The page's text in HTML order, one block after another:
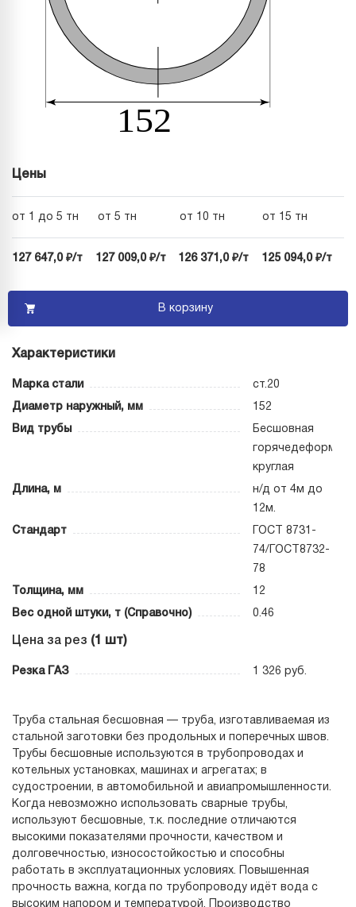
Цены
от 1 до 5 тн от 5 тн от 10 тн от 15 тн
127 647,0 ₽/т 127 009,0 ₽/т 126 371,0 ₽/т 125 094,0 ₽/т
В корзину
Характеристики
Марка стали ст.20
Диаметр наружный, мм 152
Вид трубы
Бесшовная
круглая
Длина, м
н/д от 4м до
12м.
Стандарт
ГОСТ 8731-
74/ГОСТ8732-
78
Толщина, мм 12
Вес одной штуки, т (Справочно) 0.46
Цена за рез (1 шт)
Резка ГАЗ 1 326 руб.
Труба стальная бесшовная — труба, изготавливаемая из
стальной заготовки без продольных и поперечных швов.
Трубы бесшовные используются в трубопроводах и
котельных установках, машинах и агрегатах; в
судостроении, в автомобильной и авиапромышленности.
Когда невозможно использовать сварные трубы,
используют бесшовные, т.к. последние отличаются
высокими показателями прочности, качеством и
долговечностью, износостойкостью и способны
работать в эксплуатационных условиях. Повышенная
прочность важна, когда по трубопроводу идёт вода с
высоким напором и температурой. Производство